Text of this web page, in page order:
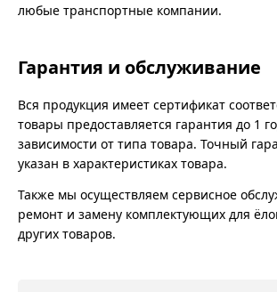
любые транспортные компании.
Гарантия и обслуживание
Вся продукция имеет сертификат
товары предоставляется гарантия до 1
зависимости от типа товара. Точный
указан в характеристиках товара.
Также мы осуществляем сервисное
ремонт и замену комплектующих для
других товаров.